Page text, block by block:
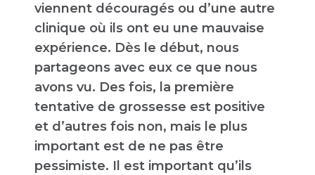
viennent découragés ou d’une autre
clinique où ils ont eu une mauvaise
expérience. Dès le début, nous
partageons avec eux ce que nous
avons vu. Des fois, la première
tentative de grossesse est positive
et d’autres fois non, mais le plus
important est de ne pas être
pessimiste. Il est important qu’ils